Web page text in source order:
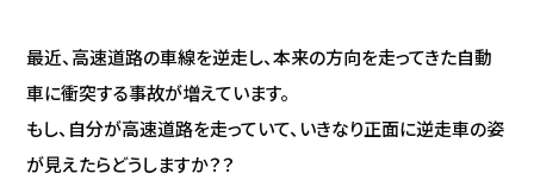
最近、高速道路の車線を逆走し、本来の方向を走ってきた自動
車に衝突する事故が増えています。
もし、自分が高速道路を走っていて、いきなり正面に逆走車の姿
が見えたらどうしますか？？